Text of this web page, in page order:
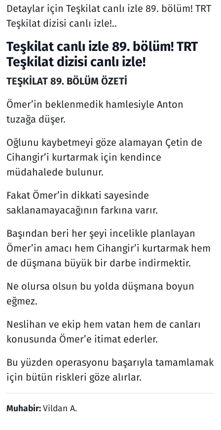
Detaylar için Teşkilat canlı izle 89. bölüm! TRT
Teşkilat dizisi canlı izle!..
Teşkilat canlı izle 89. bölüm! TRT
Teşkilat dizisi canlı izle!
TEŞKİLAT 89. BÖLÜM ÖZETİ
Ömer’in beklenmedik hamlesiyle Anton
tuzağa düşer.
Oğlunu kaybetmeyi göze alamayan Çetin de
Cihangir’i kurtarmak için kendince
müdahalede bulunur.
Fakat Ömer’in dikkati sayesinde
saklanamayacağının farkına varır.
Başından beri her şeyi incelikle planlayan
Ömer’in amacı hem Cihangir’i kurtarmak hem
de düşmana büyük bir darbe indirmektir.
Ne olursa olsun bu yolda düşmana boyun
eğmez.
Neslihan ve ekip hem vatan hem de canları
konusunda Ömer’e itimat ederler.
Bu yüzden operasyonu başarıyla tamamlamak
için bütün riskleri göze alırlar.
Muhabir:Vildan A.